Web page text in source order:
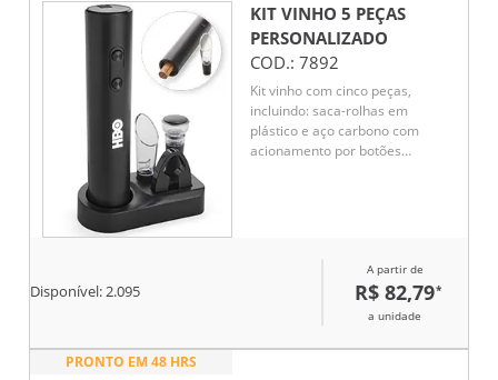
KIT VINHO 5 PEÇAS
PERSONALIZADO
COD.: 7892
Kit vinho com cinco peças,
incluindo: saca-rolhas em
plástico e aço carbono com
acionamento por botões
Disponível:2.095
A partir de
R$ 82,79*
a unidade
PRONTO EM 48 HRS